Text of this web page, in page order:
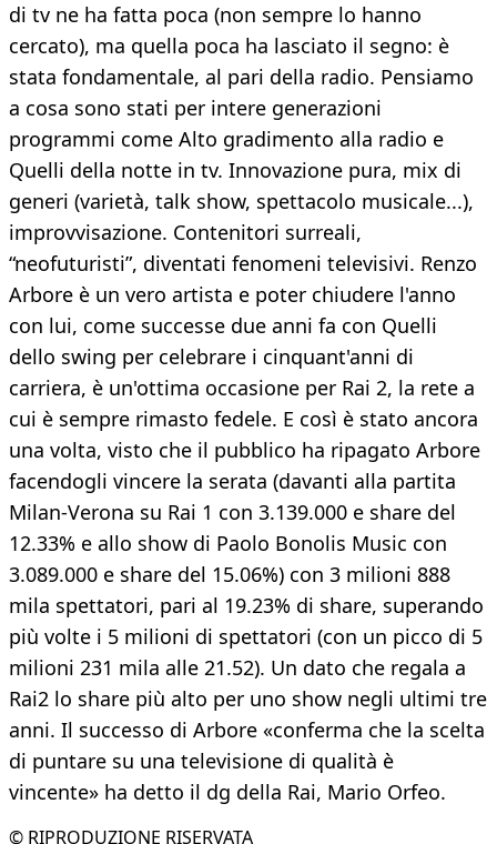
di tv ne ha fatta poca (non sempre lo hanno
cercato), ma quella poca ha lasciato il segno: è
stata fondamentale, al pari della radio. Pensiamo
a cosa sono stati per intere generazioni
programmi come Alto gradimento alla radio e
Quelli della notte in tv. Innovazione pura, mix di
generi (varietà, talk show, spettacolo musicale...),
improvvisazione. Contenitori surreali,
“neofuturisti”, diventati fenomeni televisivi. Renzo
Arbore è un vero artista e poter chiudere l'anno
con lui, come successe due anni fa con Quelli
dello swing per celebrare i cinquant'anni di
carriera, è un'ottima occasione per Rai 2, la rete a
cui è sempre rimasto fedele. E così è stato ancora
una volta, visto che il pubblico ha ripagato Arbore
facendogli vincere la serata (davanti alla partita
Milan-Verona su Rai 1 con 3.139.000 e share del
12.33% e allo show di Paolo Bonolis Music con
3.089.000 e share del 15.06%) con 3 milioni 888
mila spettatori, pari al 19.23% di share, superando
più volte i 5 milioni di spettatori (con un picco di 5
milioni 231 mila alle 21.52). Un dato che regala a
Rai2 lo share più alto per uno show negli ultimi tre
anni. Il successo di Arbore «conferma che la scelta
di puntare su una televisione di qualità è
vincente» ha detto il dg della Rai, Mario Orfeo.
© RIPRODUZIONE RISERVATA